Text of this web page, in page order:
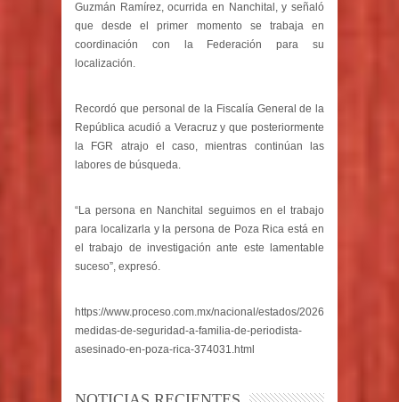
Guzmán Ramírez, ocurrida en Nanchital, y señaló
que desde el primer momento se trabaja en
coordinación con la Federación para su
localización.
Recordó que personal de la Fiscalía General de la
República acudió a Veracruz y que posteriormente
la FGR atrajo el caso, mientras continúan las
labores de búsqueda.
“La persona en Nanchital seguimos en el trabajo
para localizarla y la persona de Poza Rica está en
el trabajo de investigación ante este lamentable
suceso”, expresó.
https://www.proceso.com.mx/nacional/estados/2026/6/15/otorgan-
medidas-de-seguridad-a-familia-de-periodista-
asesinado-en-poza-rica-374031.html